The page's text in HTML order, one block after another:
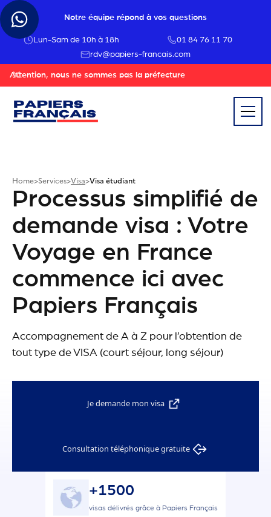
Notre équipe répond à vos questions
Lun-Sam de 10h à 18h
01 84 76 11 70
rdv@papiers-francais.com
Attention, nous ne sommes pas la préfecture
Home>Services>Visa>Visa étudiant
Processus simplifié de
demande visa : Votre
Voyage en France
commence ici avec
Papiers Français
Accompagnement de A à Z pour l’obtention de
tout type de VISA (court séjour, long séjour)
Je demande mon visa
Consultation téléphonique gratuite
+1500
visas délivrés grâce à Papiers Français